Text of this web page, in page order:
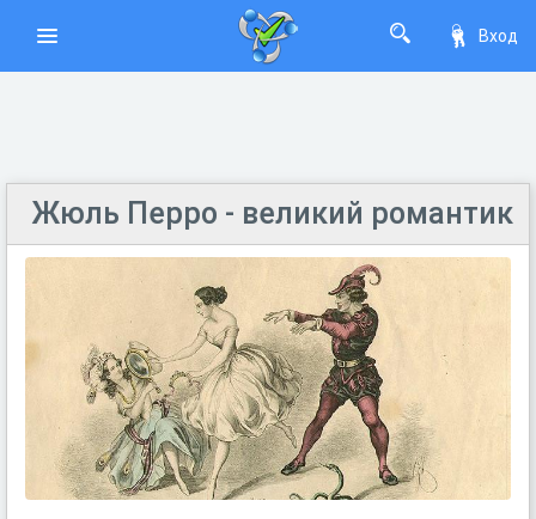
Вход
Жюль Перро - великий романтик